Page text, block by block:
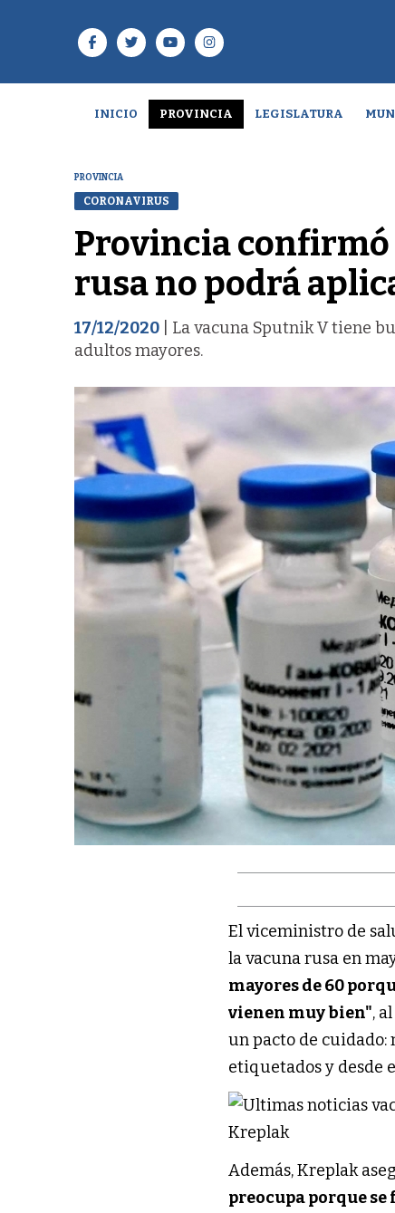
INICIO PROVINCIA LEGISLATURA
PROVINCIA
CORONAVIRUS
Provincia confirmó
rusa no podrá
17/12/2020 | La vacuna Sputnik V tiene
adultos mayores.
El viceministro de
la vacuna rusa en
mayores de 60
vienen muy bien",
un pacto de cuidado:
etiquetados y desde
Además, Kreplak
preocupa porque